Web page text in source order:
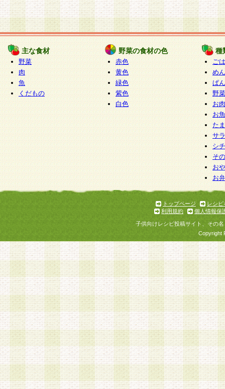
○個人情報の委託について
個人情報の取り扱いを外部に委託する場合は、
情報管理基準を満たす企業を選定して委託を行
が行われるよう監督します。
○開示対象個人情報の開示等および問い合わせ窓口
本人からの求めにより、当社が本件により取得
報の利用目的の通知・開示・内容の訂正・追加
停止・消去及び第三者への提供の禁止（以下、
といいます。）に応じます。
開示等に応じる窓口は以下になります。
ぱくすく食堂個人情報お客様相談窓口 paku-
m
個人情報を与えることは任意ですが、個人情報
意をいただけない場合には、当社のサービスの
お問い合わせ・ご相談への対応ができない場合
主な食材
野菜
肉
魚
くだもの
野菜の食材の色
赤色
黄色
緑色
紫色
白色
種
ご
めん
ぱん
野
お
お
た
サ
シ
そ
お
お
トップページ
レシピ
利用規約
個人情報保
子供向けレシピ投稿サイト、その
Copyright